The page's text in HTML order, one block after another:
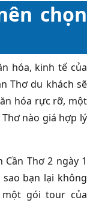
chọn
hóa, kinh tế của
Thơ du khách sẽ
hóa rực rỡ, một
nào giá hợp lý
Thơ 2 ngày 1
bạn lại không
gói tour của